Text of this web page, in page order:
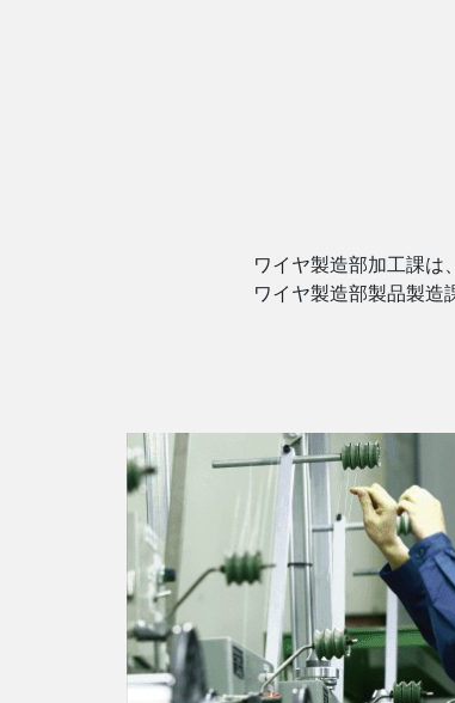
ワイヤ製造部加工課は
ワイヤ製造部製品製造